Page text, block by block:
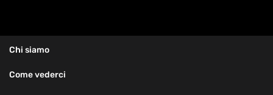
Chi siamo
Come vederci